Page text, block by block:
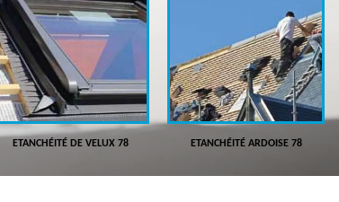
ETANCHÉITÉ DE VELUX 78 ETANCHÉITÉ ARDOISE 78